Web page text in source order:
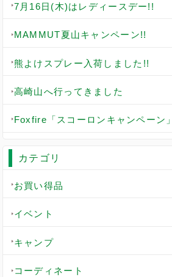
7月16日(木)はレディースデー!!
MAMMUT夏山キャンペーン!!
熊よけスプレー入荷しました!!
高崎山へ行ってきました
Foxfire「スコーロンキャンペーン」
カテゴリ
お買い得品
イベント
キャンプ
コーディネート